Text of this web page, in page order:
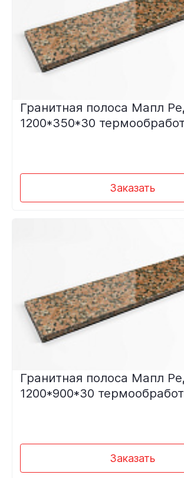
Гранитная полоса Мапл
1200*350*30
Заказать
Гранитная полоса Мапл
1200*900*30
Заказать